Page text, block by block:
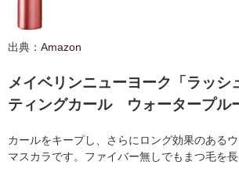
出典： Amazon
メイベリンニューヨーク「ラッシ
ティングカール ウォータープル
カールをキープし、さらにロング効果のある
マスカラです。ファイバー無しでもまつ毛を長